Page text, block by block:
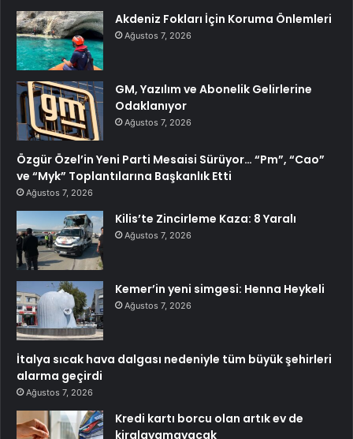
Akdeniz Fokları İçin Koruma Önlemleri
Ağustos 7, 2026
GM, Yazılım ve Abonelik Gelirlerine
Odaklanıyor
Ağustos 7, 2026
Özgür Özel’in Yeni Parti Mesaisi Sürüyor… “Pm”, “Cao”
ve “Myk” Toplantılarına Başkanlık Etti
Ağustos 7, 2026
Kilis’te Zincirleme Kaza: 8 Yaralı
Ağustos 7, 2026
Kemer’in yeni simgesi: Henna Heykeli
Ağustos 7, 2026
İtalya sıcak hava dalgası nedeniyle tüm büyük şehirleri
alarma geçirdi
Ağustos 7, 2026
Kredi kartı borcu olan artık ev de
kiralayamayacak